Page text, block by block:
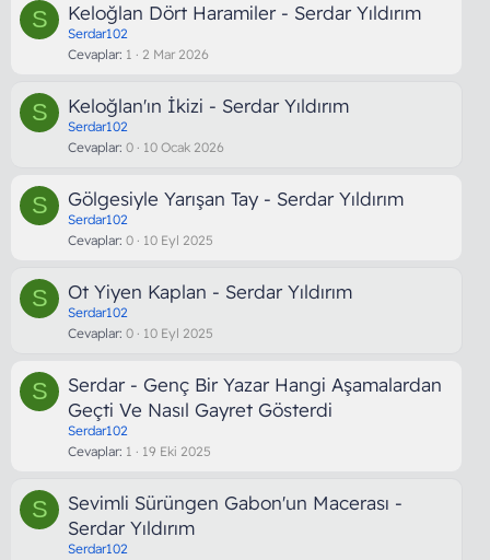
S Keloğlan Dört Haramiler - Serdar Yıldırım
Serdar102
Cevaplar 1 2 Mar 2026
S Keloğlan'ın İkizi - Serdar Yıldırım
Serdar102
Cevaplar 0 10 Ocak 2026
S Gölgesiyle Yarışan Tay - Serdar Yıldırım
Serdar102
Cevaplar 0 10 Eyl 2025
S Ot Yiyen Kaplan - Serdar Yıldırım
Serdar102
Cevaplar 0 10 Eyl 2025
S
Serdar - Genç Bir Yazar Hangi Aşamalardan
Geçti Ve Nasıl Gayret Gösterdi
Serdar102
Cevaplar 1 19 Eki 2025
S
Sevimli Sürüngen Gabon'un Macerası -
Serdar Yıldırım
Serdar102